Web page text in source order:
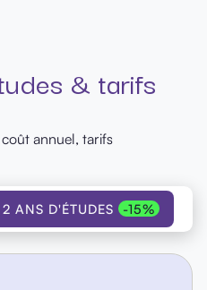
& tarifs
annuel, tarifs
2 ANS D'ÉTUDES -15%